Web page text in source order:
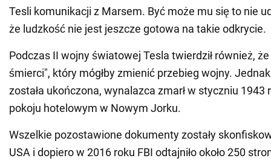
Tesli komunikacji z Marsem. Być może mu się to nie
że ludzkość nie jest jeszcze gotowa na takie odkrycie.
Podczas II wojny światowej Tesla twierdził również,
śmierci", który mógłby zmienić przebieg wojny.
została ukończona, wynalazca zmarł w styczniu 1943
pokoju hotelowym w Nowym Jorku.
Wszelkie pozostawione dokumenty zostały
USA i dopiero w 2016 roku FBI odtajniło około 250